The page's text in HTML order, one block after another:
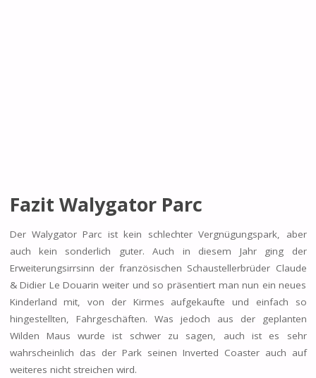
Fazit Walygator Parc
Der Walygator Parc ist kein schlechter Vergnügungspark, aber
auch kein sonderlich guter. Auch in diesem Jahr ging der
Erweiterungsirrsinn der französischen Schaustellerbrüder Claude
& Didier Le Douarin weiter und so präsentiert man nun ein neues
Kinderland mit, von der Kirmes aufgekaufte und einfach so
hingestellten, Fahrgeschäften. Was jedoch aus der geplanten
Wilden Maus wurde ist schwer zu sagen, auch ist es sehr
wahrscheinlich das der Park seinen Inverted Coaster auch auf
weiteres nicht streichen wird.